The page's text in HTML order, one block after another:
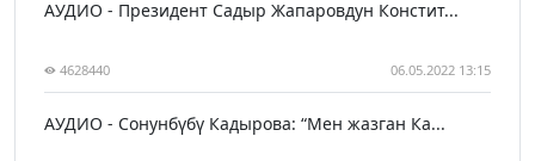
АУДИО - Президент Садыр Жапаровдун Констит...
4628440 06.05.2022 13:15
АУДИО - Сонунбүбү Кадырова: “Мен жазган Ка...